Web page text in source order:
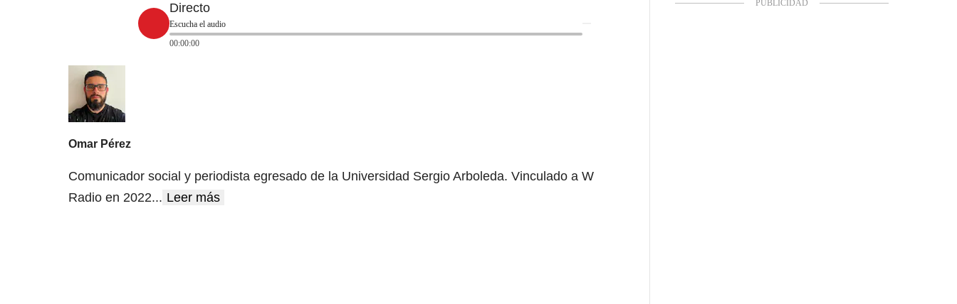
Directo
Escucha el audio
00:00:00
Omar Pérez
Comunicador social y periodista egresado de la Universidad Sergio Arboleda. Vinculado a W
Radio en 2022... Leer más